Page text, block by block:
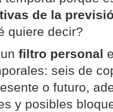
de la
quiere decir?
filtro personal
seis de
o futuro,
y posibles